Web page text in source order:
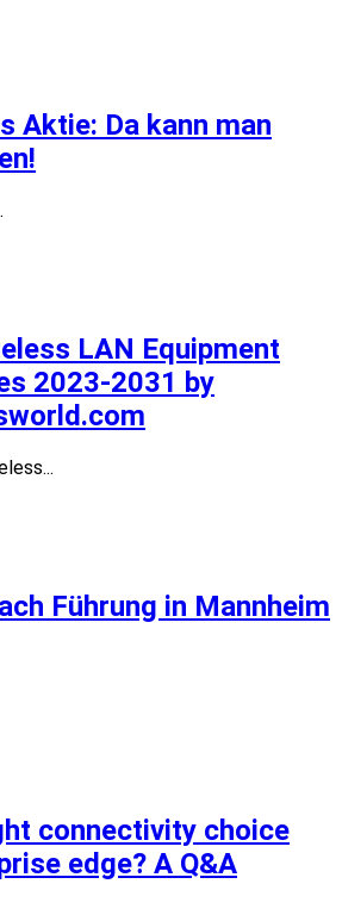
Aktie: Da kann man
LAN Equipment
2023-2031 by
Führung in Mannheim
connectivity choice
edge? A Q&A